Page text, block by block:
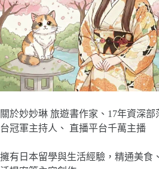
關於妙妙琳 旅遊書作家、17年資深
台冠軍主持人、 直播平台千萬主播
擁有日本留學與生活經驗，精通美食